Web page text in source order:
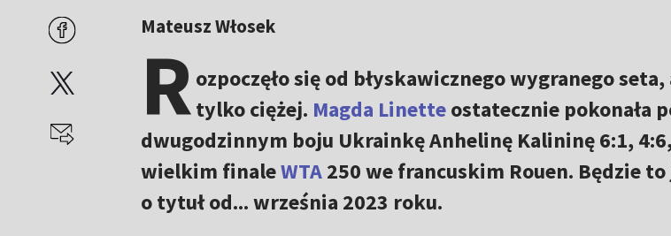
Mateusz Włosek
Rozpoczęło się od błyskawicznego wygranego
tylko ciężej. Magda Linetteostatecznie pokonała
dwugodzinnym boju Ukrainkę Anhelinę Kalininę 6:1,
wielkim finaleWTA250 we francuskim Rouen. Będzie
o tytuł od... września 2023 roku.